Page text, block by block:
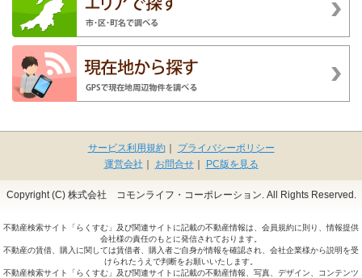
サービス利用規約｜
プライバシーポリシー
運営会社 ｜ お問合せ｜ PC版を見る
Copyright (C) 株式会社 コモンライフ・コーポレーション. All Rights Reserved.
不動産検索サイト「らくすむ」及び関連サイトに記載の不動産情報は、会員規約に則り、情報提供
会社様の責任のもとに発信されております。
不動産の賃借、購入に関しては賃借者、購入者ご自身が情報を確認され、会社企業様から説明を受
けられたうえで判断をお願いいたします。
不動産検索サイト「らくすむ」及び関連サイトに記載の不動産情報、写真、デザイン、コンテンツ